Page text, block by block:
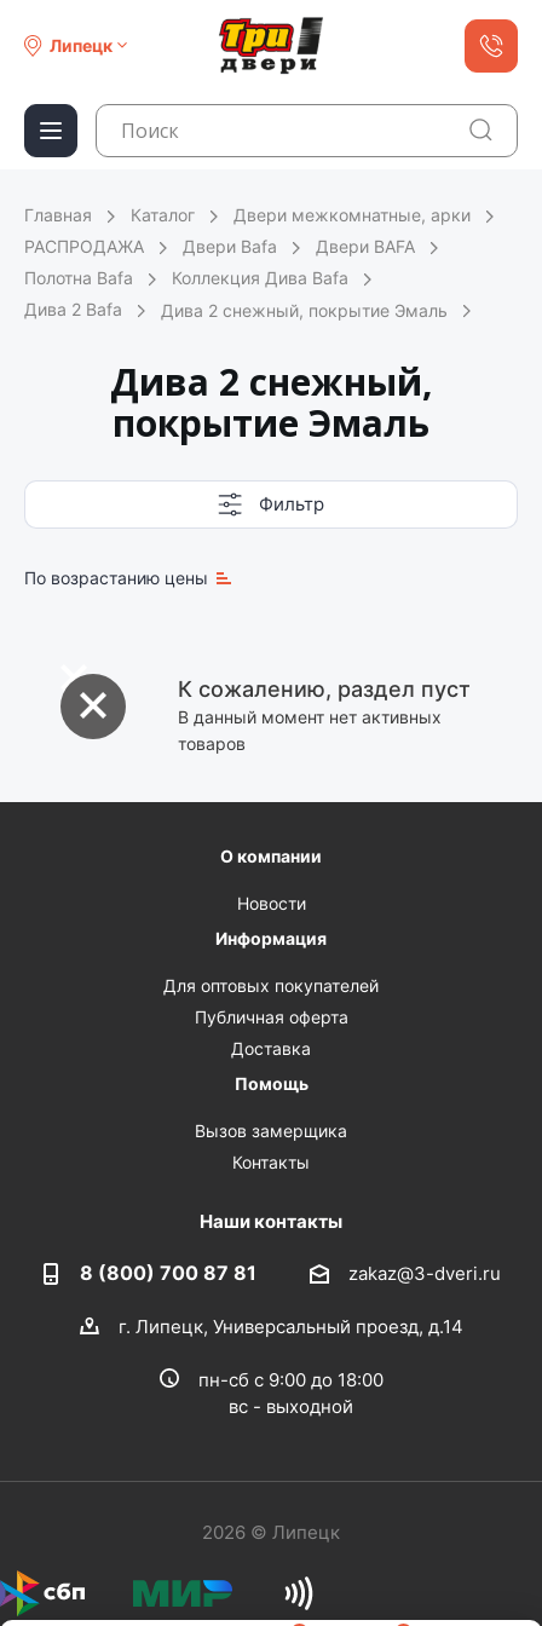
Липецк
Главная Каталог
Двери межкомнатные, арки
РАСПРОДАЖА
Двери Bafa
Двери BAFA
Полотна Bafa
Коллекция Дива Bafa
Дива 2 Bafa
Дива 2 снежный, покрытие Эмаль
Дива 2 снежный,
покрытие Эмаль
Фильтр
По возрастанию цены
К сожалению, раздел пуст
В данный момент нет активных
товаров
О компании
Новости
Информация
Для оптовых покупателей
Публичная оферта
Доставка
Помощь
Вызов замерщика
Контакты
Наши контакты
8 (800) 700 87 81 zakaz@3-dveri.ru
г. Липецк, Универсальный проезд, д.14
пн-сб с 9:00 до 18:00
вс - выходной
2026 © Липецк